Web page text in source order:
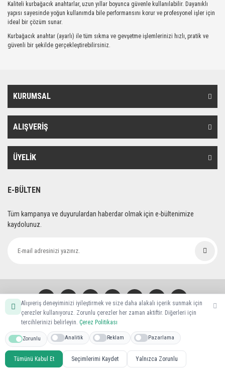
Kaliteli kurbağacık anahtarlar, uzun yıllar boyunca güvenle kullanılabilir. Dayanıklı
yapısı sayesinde yoğun kullanımda bile performansını korur ve profesyonel işler için
ideal bir çözüm sunar.
Kurbağacık anahtar (ayarlı) ile tüm sıkma ve gevşetme işlemlerinizi hızlı, pratik ve
güvenli bir şekilde gerçekleştirebilirsiniz.
KURUMSAL
ALIŞVERİŞ
ÜYELİK
E-BÜLTEN
Tüm kampanya ve duyurulardan haberdar olmak için e-bültenimize
kaydolunuz.
Nalburca© Tüm hakları saklıdır. Kredi kartı bilgileriniz 256bit SSL sertifikası
ile korunmaktadır.
# ===== ÇEREZ BANNER ===== #}
Alışveriş deneyiminizi iyileştirmek ve size daha alakalı içerik sunmak için
çerezler kullanıyoruz. Zorunlu çerezler her zaman aktiftir. Diğerleri için
tercihlerinizi belirleyin. Çerez Politikası
Zorunlu Analitik Reklam Pazarlama
Tümünü Kabul Et Seçimlerimi Kaydet
Yalnızca Zorunlu
ideasoft
e-